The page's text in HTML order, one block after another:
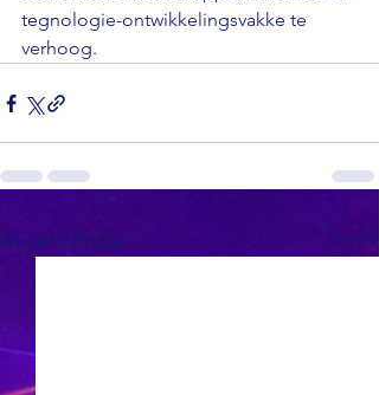
tegnologie-ontwikkelingsvakke te
verhoog.
Recent Posts See All